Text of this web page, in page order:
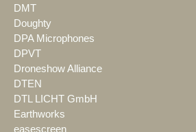
DMT
Doughty
DPA Microphones
DPVT
Droneshow Alliance
DTEN
DTL LICHT GmbH
Earthworks
easescreen